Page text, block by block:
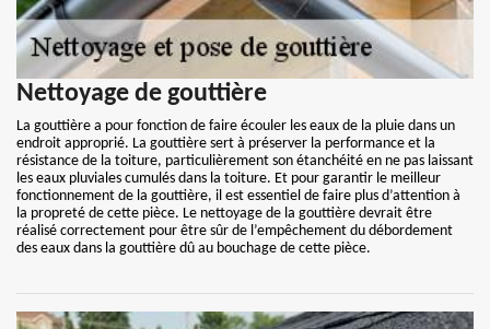
Nettoyage de gouttière
La gouttière a pour fonction de faire écouler les eaux de la pluie dans un
endroit approprié. La gouttière sert à préserver la performance et la
résistance de la toiture, particulièrement son étanchéité en ne pas laissant
les eaux pluviales cumulés dans la toiture. Et pour garantir le meilleur
fonctionnement de la gouttière, il est essentiel de faire plus d’attention à
la propreté de cette pièce. Le nettoyage de la gouttière devrait être
réalisé correctement pour être sûr de l’empêchement du débordement
des eaux dans la gouttière dû au bouchage de cette pièce.